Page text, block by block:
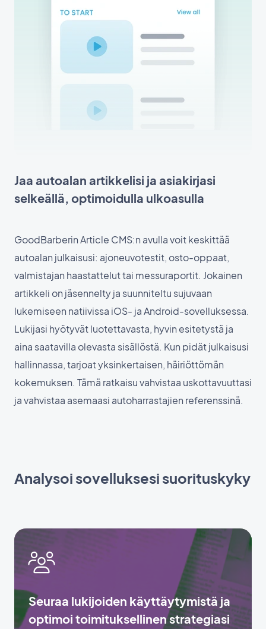
Jaa autoalan artikkelisi ja asiakirjasi
selkeällä, optimoidulla ulkoasulla
GoodBarberin Article CMS:n avulla voit keskittää
autoalan julkaisusi: ajoneuvotestit, osto-oppaat,
valmistajan haastattelut tai messuraportit. Jokainen
artikkeli on jäsennelty ja suunniteltu sujuvaan
lukemiseen natiivissa iOS- ja Android-sovelluksessa.
Lukijasi hyötyvät luotettavasta, hyvin esitetystä ja
aina saatavilla olevasta sisällöstä. Kun pidät julkaisusi
hallinnassa, tarjoat yksinkertaisen, häiriöttömän
kokemuksen. Tämä ratkaisu vahvistaa uskottavuuttasi
ja vahvistaa asemaasi autoharrastajien referenssinä.
Analysoi sovelluksesi suorituskyky
Seuraa lukijoiden käyttäytymistä ja
optimoi toimituksellinen strategiasi